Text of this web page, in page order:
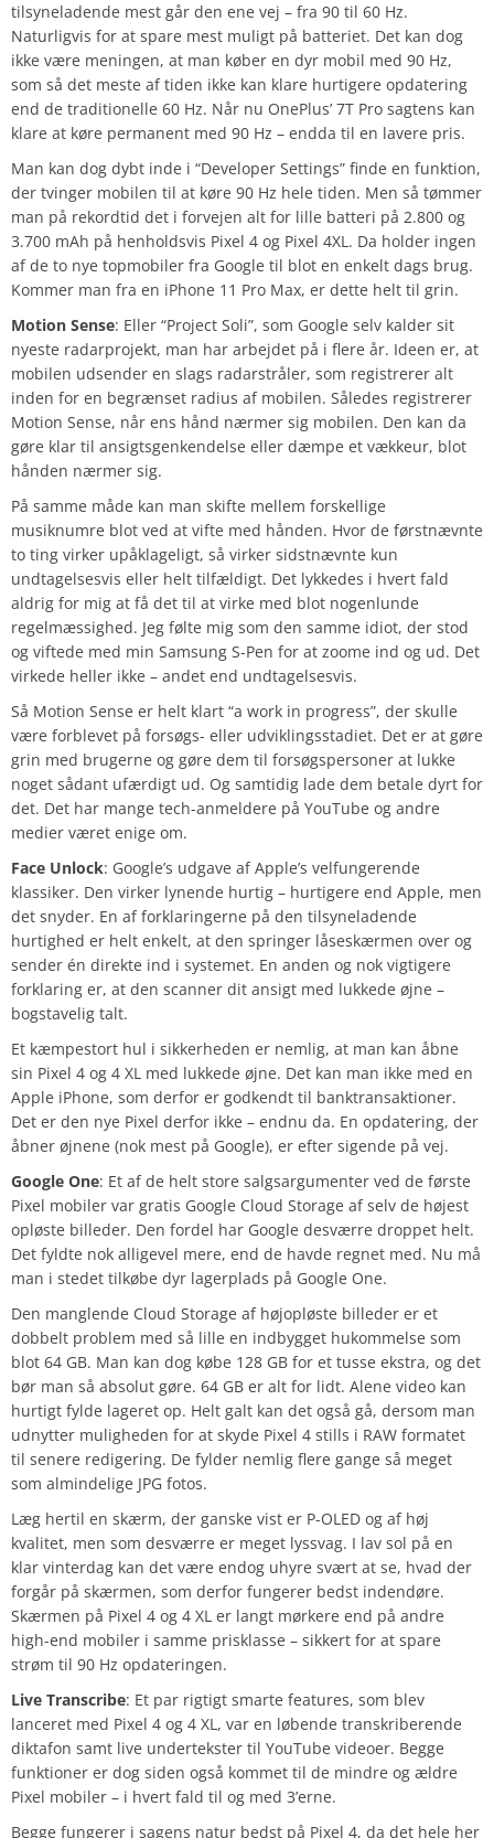
tilsyneladende mest går den ene vej – fra 90 til 60 Hz.
Naturligvis for at spare mest muligt på batteriet. Det kan dog
ikke være meningen, at man køber en dyr mobil med 90 Hz,
som så det meste af tiden ikke kan klare hurtigere opdatering
end de traditionelle 60 Hz. Når nu OnePlus’ 7T Pro sagtens kan
klare at køre permanent med 90 Hz – endda til en lavere pris.
Man kan dog dybt inde i “Developer Settings” finde en funktion,
der tvinger mobilen til at køre 90 Hz hele tiden. Men så tømmer
man på rekordtid det i forvejen alt for lille batteri på 2.800 og
3.700 mAh på henholdsvis Pixel 4 og Pixel 4XL. Da holder ingen
af de to nye topmobiler fra Google til blot en enkelt dags brug.
Kommer man fra en iPhone 11 Pro Max, er dette helt til grin.
Motion Sense: Eller “Project Soli”, som Google selv kalder sit
nyeste radarprojekt, man har arbejdet på i flere år. Ideen er, at
mobilen udsender en slags radarstråler, som registrerer alt
inden for en begrænset radius af mobilen. Således registrerer
Motion Sense, når ens hånd nærmer sig mobilen. Den kan da
gøre klar til ansigtsgenkendelse eller dæmpe et vækkeur, blot
hånden nærmer sig.
På samme måde kan man skifte mellem forskellige
musiknumre blot ved at vifte med hånden. Hvor de førstnævnte
to ting virker upåklageligt, så virker sidstnævnte kun
undtagelsesvis eller helt tilfældigt. Det lykkedes i hvert fald
aldrig for mig at få det til at virke med blot nogenlunde
regelmæssighed. Jeg følte mig som den samme idiot, der stod
og viftede med min Samsung S-Pen for at zoome ind og ud. Det
virkede heller ikke – andet end undtagelsesvis.
Så Motion Sense er helt klart “a work in progress”, der skulle
være forblevet på forsøgs- eller udviklingsstadiet. Det er at gøre
grin med brugerne og gøre dem til forsøgspersoner at lukke
noget sådant ufærdigt ud. Og samtidig lade dem betale dyrt for
det. Det har mange tech-anmeldere på YouTube og andre
medier været enige om.
Face Unlock: Google’s udgave af Apple’s velfungerende
klassiker. Den virker lynende hurtig – hurtigere end Apple, men
det snyder. En af forklaringerne på den tilsyneladende
hurtighed er helt enkelt, at den springer låseskærmen over og
sender én direkte ind i systemet. En anden og nok vigtigere
forklaring er, at den scanner dit ansigt med lukkede øjne –
bogstavelig talt.
Et kæmpestort hul i sikkerheden er nemlig, at man kan åbne
sin Pixel 4 og 4 XL med lukkede øjne. Det kan man ikke med en
Apple iPhone, som derfor er godkendt til banktransaktioner.
Det er den nye Pixel derfor ikke – endnu da. En opdatering, der
åbner øjnene (nok mest på Google), er efter sigende på vej.
Google One: Et af de helt store salgsargumenter ved de første
Pixel mobiler var gratis Google Cloud Storage af selv de højest
opløste billeder. Den fordel har Google desværre droppet helt.
Det fyldte nok alligevel mere, end de havde regnet med. Nu må
man i stedet tilkøbe dyr lagerplads på Google One.
Den manglende Cloud Storage af højopløste billeder er et
dobbelt problem med så lille en indbygget hukommelse som
blot 64 GB. Man kan dog købe 128 GB for et tusse ekstra, og det
bør man så absolut gøre. 64 GB er alt for lidt. Alene video kan
hurtigt fylde lageret op. Helt galt kan det også gå, dersom man
udnytter muligheden for at skyde Pixel 4 stills i RAW formatet
til senere redigering. De fylder nemlig flere gange så meget
som almindelige JPG fotos.
Læg hertil en skærm, der ganske vist er P-OLED og af høj
kvalitet, men som desværre er meget lyssvag. I lav sol på en
klar vinterdag kan det være endog uhyre svært at se, hvad der
forgår på skærmen, som derfor fungerer bedst indendøre.
Skærmen på Pixel 4 og 4 XL er langt mørkere end på andre
high-end mobiler i samme prisklasse – sikkert for at spare
strøm til 90 Hz opdateringen.
Live Transcribe: Et par rigtigt smarte features, som blev
lanceret med Pixel 4 og 4 XL, var en løbende transkriberende
diktafon samt live undertekster til YouTube videoer. Begge
funktioner er dog siden også kommet til de mindre og ældre
Pixel mobiler – i hvert fald til og med 3’erne.
Begge fungerer i sagens natur bedst på Pixel 4, da det hele her